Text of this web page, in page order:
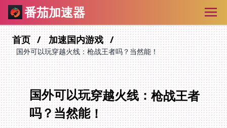
番茄加速器
首页 加速国内游戏
国外可以玩穿越火线：枪战王者吗？当然能！
国外可以玩穿越火线：枪战王者
吗？当然能！